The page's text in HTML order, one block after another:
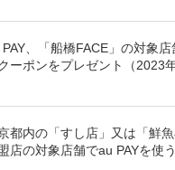
、「船橋FACE」の対象
ーポンをプレゼント（2023
都内の「すし店」又は「鮮
店の対象店舗でau PAYを使